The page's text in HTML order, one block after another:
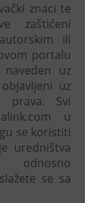
znaci te
zaštićeni
ili
portalu
uz
uz
prava. Svi
u
se koristiti
uredništva
se sa